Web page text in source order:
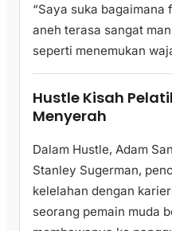
“Saya suka
aneh terasa sangat
seperti menemukan
Hustle Kisah
Menyerah
Dalam Hustle, Adam
Stanley Sugerman,
kelelahan dengan
seorang pemain muda